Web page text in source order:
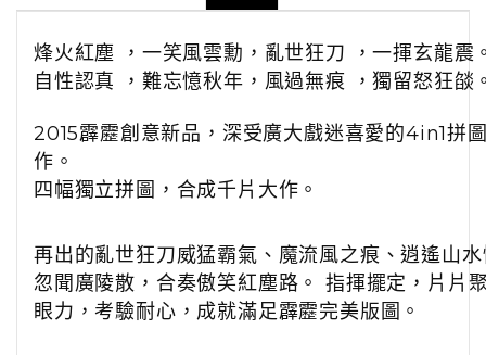
烽火紅塵 ，一笑風雲勳，亂世狂刀 ，一揮玄龍震
自性認真 ，難忘憶秋年，風過無痕 ，獨留怒狂燄
2015霹靂創意新品，深受廣大戲迷喜愛的4in1拼
作。
四幅獨立拼圖，合成千片大作。
再出的亂世狂刀威猛霸氣、魔流風之痕、逍遙山
忽聞廣陵散，合奏傲笑紅塵路。 指揮擺定，片片
眼力，考驗耐心，成就滿足霹靂完美版圖。